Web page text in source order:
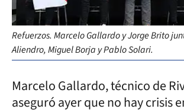
Refuerzos. Marcelo Gallardo y Jorge Brito
Aliendro, Miguel Borja y Pablo Solari.
Marcelo Gallardo, técnico de
aseguró ayer que no hay crisis